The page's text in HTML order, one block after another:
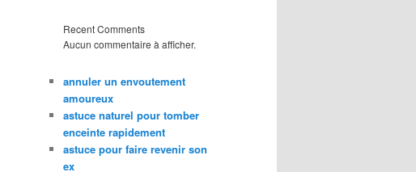
Recent Comments
Aucun commentaire à afficher.
annuler un envoutement
amoureux
astuce naturel pour tomber
enceinte rapidement
astuce pour faire revenir son
ex